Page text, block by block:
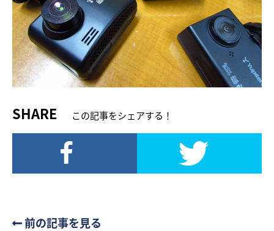
SHARE この記事をシェアする！
前の記事を見る